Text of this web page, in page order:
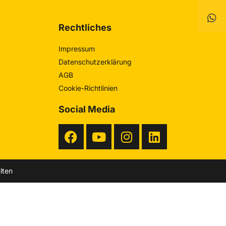
Rechtliches
Impressum
Datenschutzerklärung
AGB
Cookie-Richtlinien
Social Media